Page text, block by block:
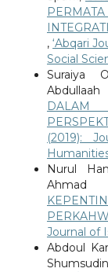
,‘Abqari
Social
Suraiya
DALAM
(2019):
Nurul
Ahmad
Journal of
Abdoul